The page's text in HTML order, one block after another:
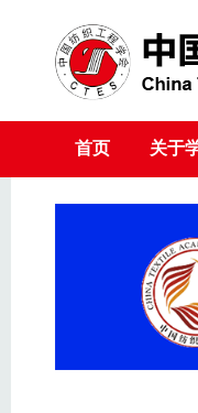
首页 关于